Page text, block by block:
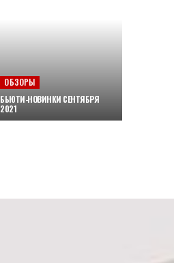
ОБЗОРЫ
БЬЮТИ-НОВИНКИ СЕНТЯБРЯ
2021